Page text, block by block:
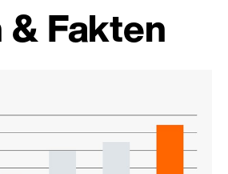
Fakten